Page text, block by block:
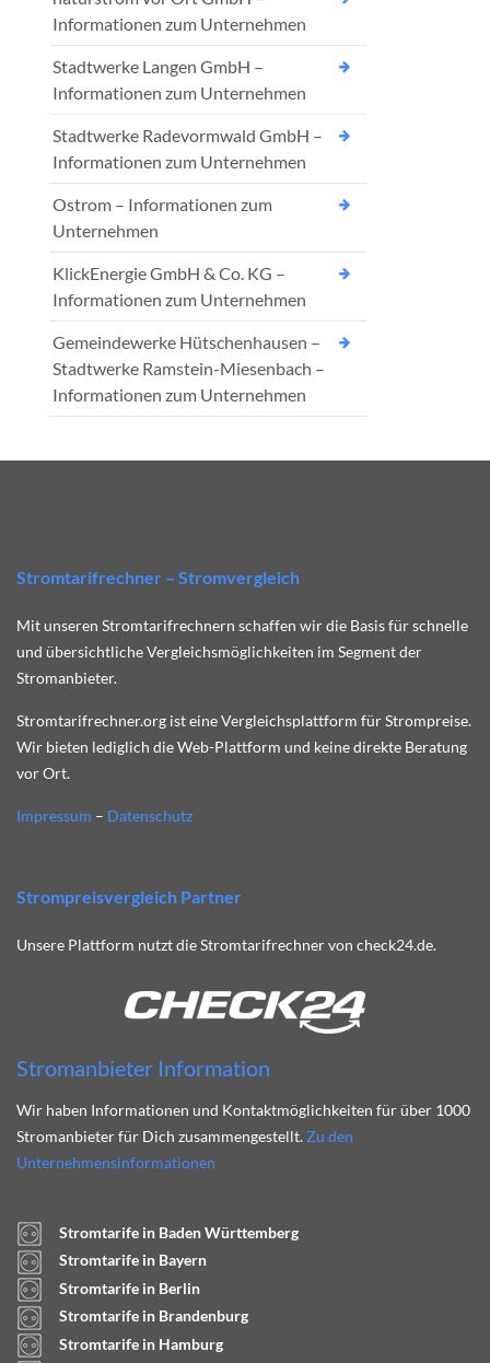
Informationen zum Unternehmen
Stadtwerke Langen GmbH –
Informationen zum Unternehmen
Stadtwerke Radevormwald GmbH –
Informationen zum Unternehmen
Ostrom – Informationen zum
Unternehmen
KlickEnergie GmbH & Co. KG –
Informationen zum Unternehmen
Gemeindewerke Hütschenhausen –
Stadtwerke Ramstein-Miesenbach –
Informationen zum Unternehmen
Stromtarifrechner – Stromvergleich
Mit unseren Stromtarifrechnern schaffen wir die Basis für schnelle
und übersichtliche Vergleichsmöglichkeiten im Segment der
Stromanbieter.
Stromtarifrechner.org ist eine Vergleichsplattform für Strompreise.
Wir bieten lediglich die Web-Plattform und keine direkte Beratung
vor Ort.
Impressum – Datenschutz
Strompreisvergleich Partner
Unsere Plattform nutzt die Stromtarifrechner von check24.de.
Stromanbieter Information
Wir haben Informationen und Kontaktmöglichkeiten für über 1000
Stromanbieter für Dich zusammengestellt. Zu den
Unternehmensinformationen
Stromtarife in Baden Württemberg
Stromtarife in Bayern
Stromtarife in Berlin
Stromtarife in Brandenburg
Stromtarife in Hamburg